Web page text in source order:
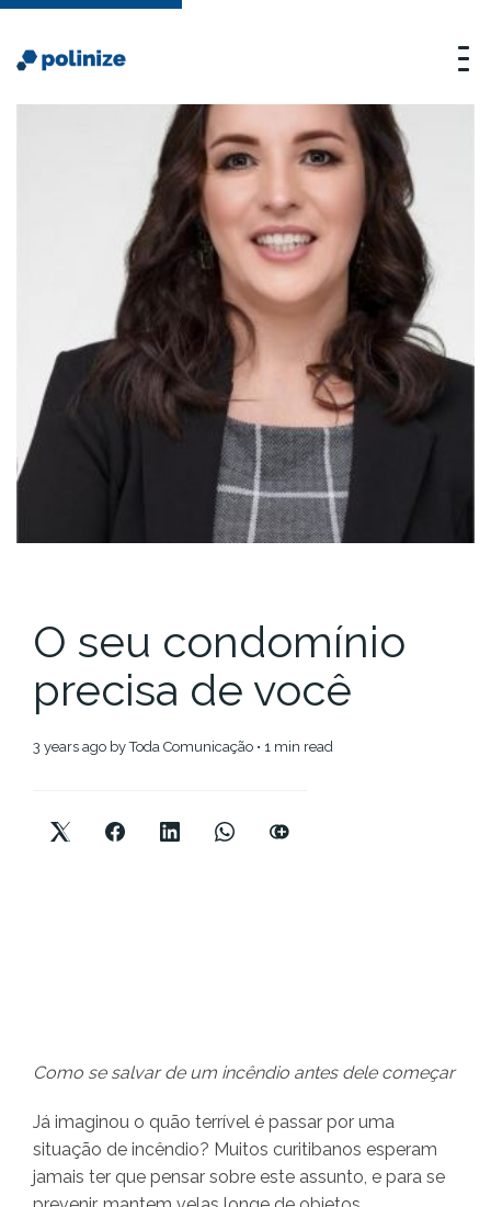
O seu condomínio
precisa de você
3 years ago byToda Comunicação • 1 min read
Como se salvar de um incêndio antes dele começar
Já imaginou o quão terrível é passar por uma
situação de incêndio? Muitos curitibanos esperam
jamais ter que pensar sobre este assunto, e para se